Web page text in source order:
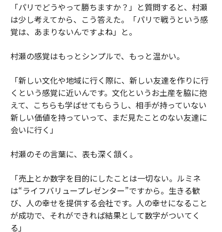
「パリでどうやって勝ちますか？」と質問すると、村瀬
は少し考えてから、こう答えた。「パリで戦うという感
覚は、あまりないんですよね」と。
村瀬の感覚はもっとシンプルで、もっと温かい。
「新しい文化や地域に行く際に、新しい友達を作りに行
くという感覚に近いんです。文化というお土産を脇に抱
えて、こちらも学ばせてもらうし、相手が持っていない
新しい価値を持っていって、まだ見たことのない友達に
会いに行く」
村瀬のその言葉に、表も深く頷く。
「売上とか数字を目的にしたことは一切ない。ルミネ
は“ライフバリュープレゼンター”ですから。生きる歓
び、人の幸せを提供する会社です。人の幸せになること
が成功で、それができれば結果として数字がついてく
る」